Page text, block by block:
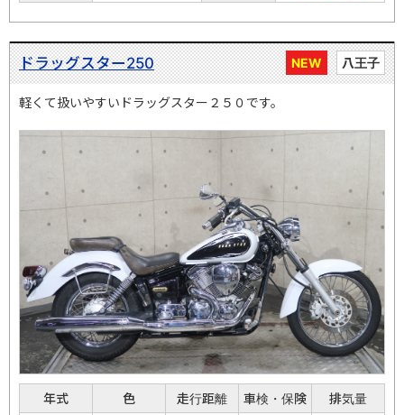
NEW 八王子
ドラッグスター250
軽くて扱いやすいドラッグスター２５０です。
年式 色 走行距離 車検・保険
排気量